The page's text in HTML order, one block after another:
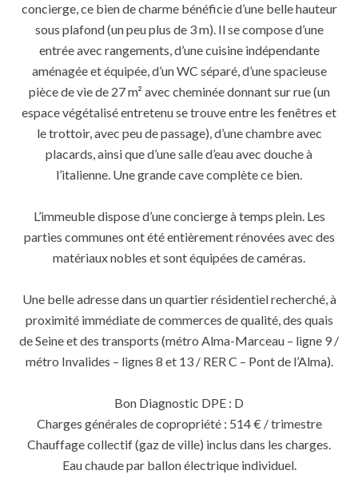
concierge, ce bien de charme bénéficie d’une belle hauteur
sous plafond (un peu plus de 3 m). Il se compose d’une
entrée avec rangements, d’une cuisine indépendante
aménagée et équipée, d’un WC séparé, d’une spacieuse
pièce de vie de 27 m² avec cheminée donnant sur rue (un
espace végétalisé entretenu se trouve entre les fenêtres et
le trottoir, avec peu de passage), d’une chambre avec
placards, ainsi que d’une salle d’eau avec douche à
l’italienne. Une grande cave complète ce bien.
L’immeuble dispose d’une concierge à temps plein. Les
parties communes ont été entièrement rénovées avec des
matériaux nobles et sont équipées de caméras.
Une belle adresse dans un quartier résidentiel recherché, à
proximité immédiate de commerces de qualité, des quais
de Seine et des transports (métro Alma-Marceau – ligne 9 /
métro Invalides – lignes 8 et 13 / RER C – Pont de l’Alma).
Bon Diagnostic DPE : D
Charges générales de copropriété : 514 € / trimestre
Chauffage collectif (gaz de ville) inclus dans les charges.
Eau chaude par ballon électrique individuel.